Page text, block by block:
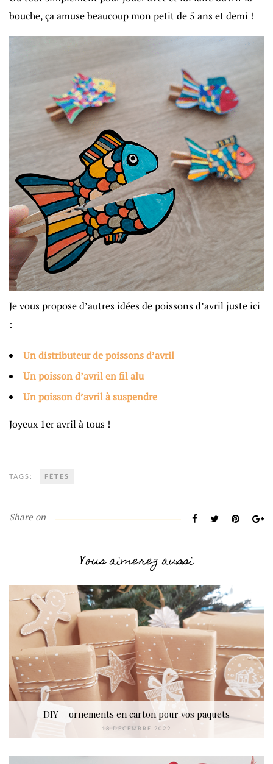
bouche, ça amuse beaucoup mon petit de 5 ans et demi !
Je vous propose d’autres idées de poissons d’avril juste ici
:
Un distributeur de poissons d’avril
Un poisson d’avril en fil alu
Un poisson d’avril à suspendre
Joyeux 1er avril à tous !
TAGS: FÊTES
Share on
Vous aimerez aussi
DIY – ornements en carton pour vos paquets
18 DÉCEMBRE 2022